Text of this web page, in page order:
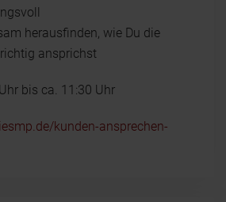
herausfinden, wie Du die
ansprichst
bis ca. 11:30 Uhr
kunden-ansprechen-